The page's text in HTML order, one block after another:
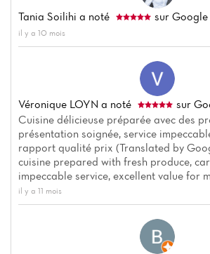
Tania Soilihi a noté sur Google
il y a 10 mois
Véronique LOYN a noté
sur
Cuisine délicieuse préparée avec des
présentation soignée, service
rapport qualité prix (Translated by
cuisine prepared with fresh produce,
impeccable service, excellent value for
il y a 11 mois